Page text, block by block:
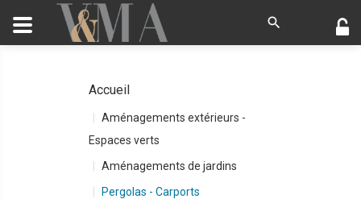
Accueil
Aménagements extérieurs -
Espaces verts
Aménagements de jardins
Pergolas - Carports